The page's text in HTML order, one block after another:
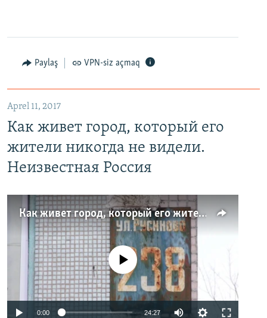
Paylaş VPN-siz açmaq
Aprel 11, 2017
Как живет город, который его
жители никогда не видели.
Неизвестная Россия
Как живет город, который его жители никогда не видели. Неизвестная Россия
No media source currently available
0:00 24:27